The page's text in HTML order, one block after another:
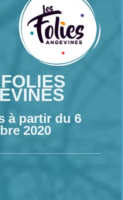
à partir du 6
2020